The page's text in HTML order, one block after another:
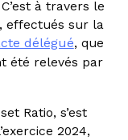
à travers le
effectués sur la
délégué, que
été relevés par
Ratio, s’est
2024,